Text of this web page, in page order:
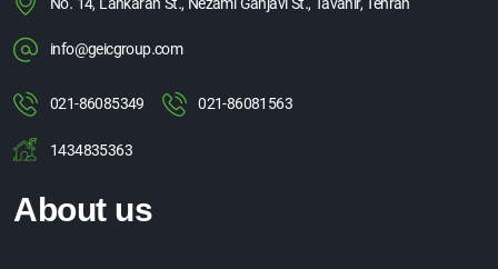
No. 14, Lankaran St., Nezami Ganjavi St., Tavanir, Tehran
info@geicgroup.com
021-86085349 021-86081563
1434835363
About us